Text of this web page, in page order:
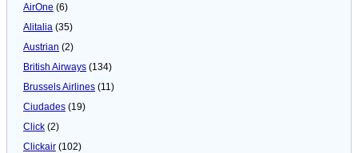
AirOne (6)
Alitalia (35)
Austrian (2)
British Airways (134)
Brussels Airlines (11)
Ciudades (19)
Click (2)
Clickair (102)